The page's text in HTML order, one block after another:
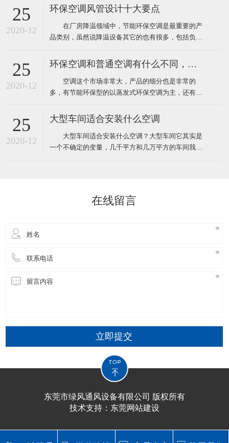
只需要挑选到质量比较好的品牌就靠谱了，而工业上
使用环保空调就不一样了，因为它安装和使用环境都
要比家用更复杂，所以一般工业厂房降温安装的环保
空调工程都需要根据环境
25
2020-12
环保空调风管设计十大要点
在厂房降温领域中，节能环保空调是最重要的产
品类别，虽然说降温设备其它的也有很多，包括负压
备。对于很多工业车间或者中小企业来说，节能环保
空调目前仍然占据重要地位。那么环保空调在设计安
装中有什么需要注意的呢？ 1、环保空调的送风
管道材料一般采用
25
2020-12
环保空调和普通空调有什么不同，该怎么选
空调这个市场非常大，产品的细分也是非常的
多，有节能环保型的以蒸发式环保空调为主，还有传
等，那环保空调和普通空调到底有什么不同！这里说
的普通空调其实大多指就是压缩机空调，因为先入为
主我们经常去的商场啊，办公室、家里都装的压缩机
型的空调，所以很多人反
25
2020-12
大型车间适合安装什么空调
大型车间适合安装什么空调？大型车间它其实是
一个不确定的变量，几千平方和几万平方的车间我们
调呢！其实根据绿风通风
在线留言
立即提交
东莞市绿风通风设备有限公司 版权所有
技术支持： 东莞网站建设​